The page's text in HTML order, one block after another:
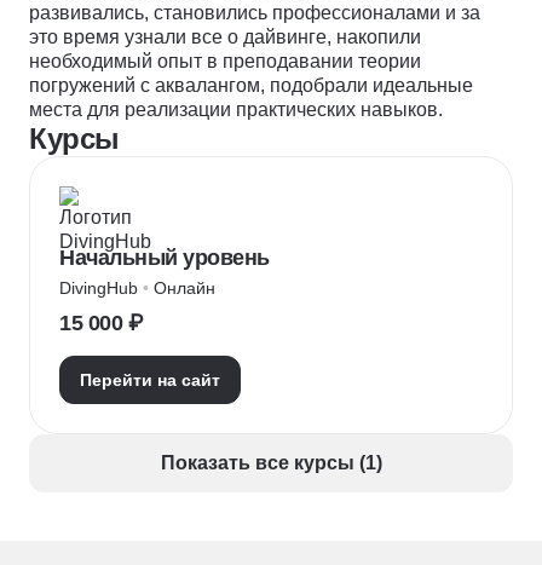
развивались, становились профессионалами и за
это время узнали все о дайвинге, накопили
необходимый опыт в преподавании теории
погружений с аквалангом, подобрали идеальные
места для реализации практических навыков.
Курсы
Начальный уровень
DivingHub • Онлайн
15 000 ₽
Перейти на сайт
Показать все курсы (1)